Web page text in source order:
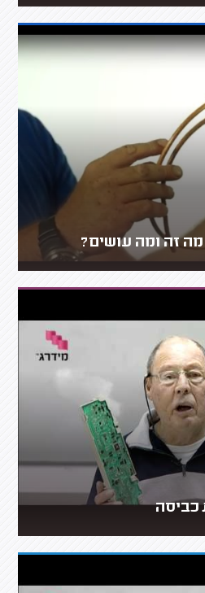
זה ומה עושים?
כביסה